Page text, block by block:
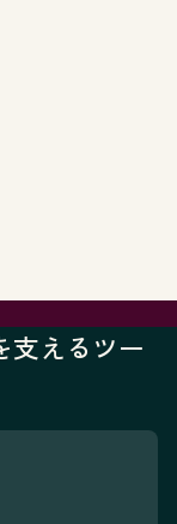
支えるツー